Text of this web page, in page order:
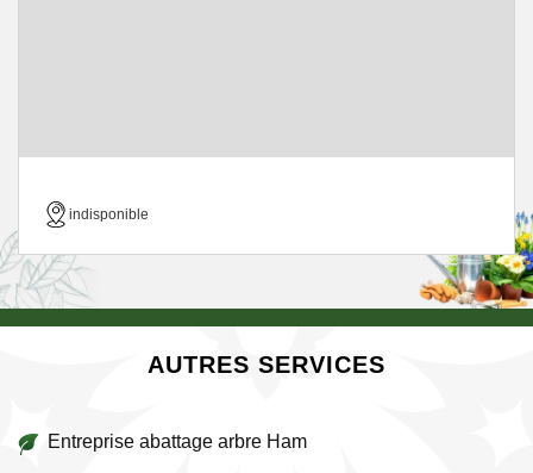
indisponible
AUTRES SERVICES
Entreprise abattage arbre Ham